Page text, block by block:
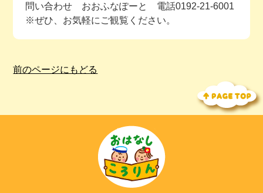
問い合わせ おおふなぽーと 電話0192-21-6001
※ぜひ、お気軽にご観覧ください。
前のページにもどる